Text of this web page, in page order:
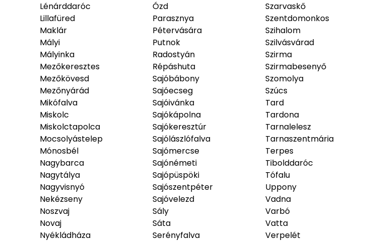
Lénárddaróc
Lillafüred
Maklár
Mályi
Mályinka
Mezőkeresztes
Mezőkövesd
Mezőnyárád
Mikófalva
Miskolc
Miskolctapolca
Mocsolyástelep
Mónosbél
Nagybarca
Nagytálya
Nagyvisnyó
Nekézseny
Noszvaj
Novaj
Nyékládháza
Ózd
Parasznya
Pétervására
Putnok
Radostyán
Répáshuta
Sajóbábony
Sajóecseg
Sajóivánka
Sajókápolna
Sajókeresztúr
Sajólászlófalva
Sajómercse
Sajónémeti
Sajópüspöki
Sajószentpéter
Sajóvelezd
Sály
Sáta
Serényfalva
Szarvaskő
Szentdomonkos
Szihalom
Szilvásvárad
Szirma
Szirmabesenyő
Szomolya
Szúcs
Tard
Tardona
Tarnalelesz
Tarnaszentmária
Terpes
Tibolddaróc
Tófalu
Uppony
Vadna
Varbó
Vatta
Verpelét